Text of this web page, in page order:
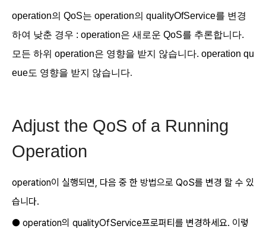
operation의 QoS는 operation의 qualityOfService를 변경
하여 낮춘 경우 : operation은 새로운 QoS를 추론합니다.
모든 하위 operation은 영향을 받지 않습니다. operation qu
eue도 영향을 받지 않습니다.
Adjust the QoS of a Running
Operation
operation이 실행되면, 다음 중 한 방법으로 QoS를 변경 할 수 있
습니다.
● operation의 qualityOfService프로퍼티를 변경하세요. 이렇